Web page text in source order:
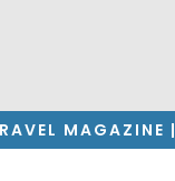
MAGAZINE |